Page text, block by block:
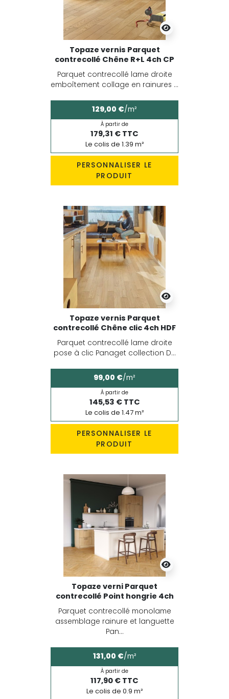
Topaze vernis Parquet
contrecollé Chêne R+L 4ch CP
Parquet contrecollé lame droite
emboîtement collage en rainures ...
129,00 €/m²
À partir de
179,31 € TTC
Le colis de 1.39 m²
PERSONNALISER LE
PRODUIT
Topaze vernis Parquet
contrecollé Chêne clic 4ch HDF
Parquet contrecollé lame droite
pose à clic Panaget collection D...
99,00 €/m²
À partir de
145,53 € TTC
Le colis de 1.47 m²
PERSONNALISER LE
PRODUIT
Topaze verni Parquet
contrecollé Point hongrie 4ch
Parquet contrecollé monolame
assemblage rainure et languette
Pan...
131,00 €/m²
À partir de
117,90 € TTC
Le colis de 0.9 m²